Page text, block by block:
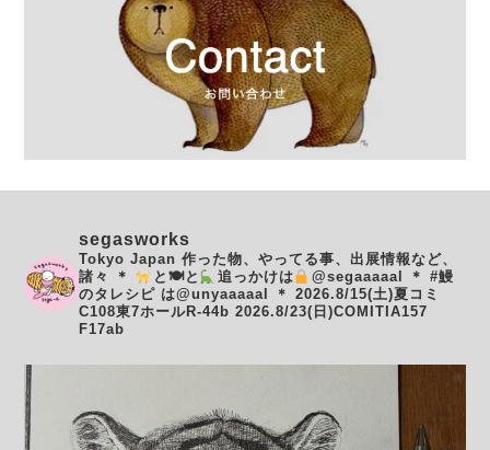
segasworks
Tokyo Japan 作った物、やってる事、出展情報など、
諸々
＊ と🍽と 追っかけは @segaaaaal ＊ #鰻
のタレシピ は@unyaaaaal
＊ 2026.8/15(土)夏コミ
C108東7ホールR-44b 2026.8/23(日)COMITIA157
F17ab